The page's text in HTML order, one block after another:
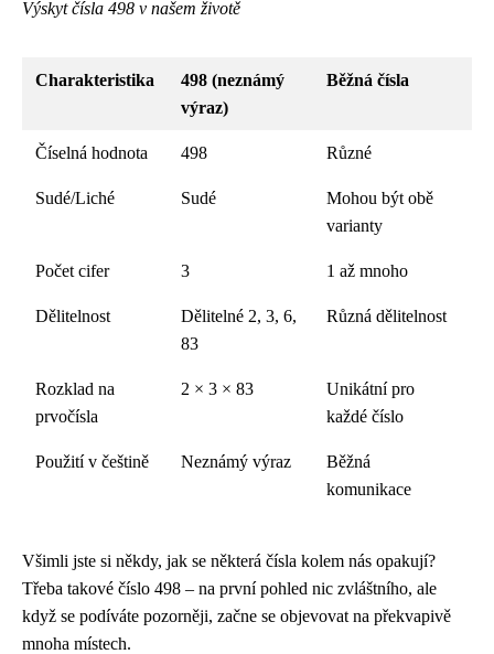
Výskyt čísla 498 v našem životě
Charakteristika
498 (neznámý
výraz)
Běžná čísla
Číselná hodnota 498 Různé
Sudé/Liché Sudé
Mohou být obě
varianty
Počet cifer 3 1 až mnoho
Dělitelnost
Dělitelné 2, 3, 6,
83
Různá dělitelnost
Rozklad na
prvočísla
2 × 3 × 83
Unikátní pro
každé číslo
Použití v češtině Neznámý výraz
Běžná
komunikace
Všimli jste si někdy, jak se některá čísla kolem nás opakují?
Třeba takové číslo 498 – na první pohled nic zvláštního, ale
když se podíváte pozorněji, začne se objevovat na překvapivě
mnoha místech.